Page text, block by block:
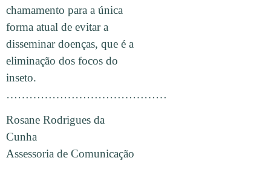
chamamento para a única
forma atual de evitar a
disseminar doenças, que é a
eliminação dos focos do
inseto.
……………………………………
Rosane Rodrigues da
Cunha
Assessoria de Comunicação